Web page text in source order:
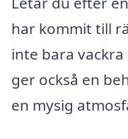
har kommit till
inte bara
ger också en
en mysig